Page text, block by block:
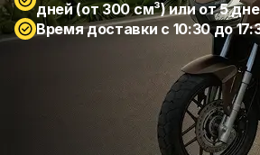
Условия аренды
Скутеры
дней (от 300 см³) или от 5
Время доставки с 10:30 до